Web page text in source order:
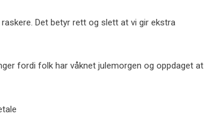
Det betyr rett og slett at vi gir ekstra
fordi folk har våknet julemorgen og oppdaget at